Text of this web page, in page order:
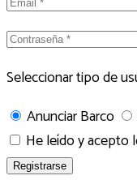
Seleccionar tipo de
Anunciar Barco
He leído y acepto